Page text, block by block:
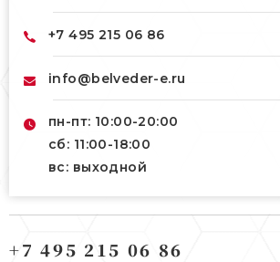
+7 495 215 06 86
info@belveder-e.ru
пн-пт: 10:00-20:00
сб: 11:00-18:00
вс: выходной
Берсеневский переулок, 3/10с7
+7 495 215 06 86